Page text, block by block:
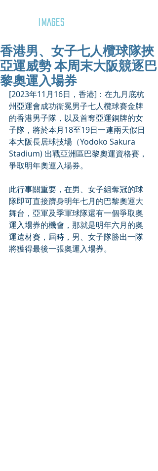
IMAGES
香港男、女子七人欖球隊挾
亞運威勢 本周末大阪競逐巴
黎奧運入場券
[2023年11月16日，香港]：在九月底杭
州亞運會成功衛冕男子七人欖球賽金牌
的香港男子隊，以及首奪亞運銅牌的女
子隊，將於本月18至19日一連兩天假日
本大阪長居球技場（Yodoko Sakura
Stadium) 出戰亞洲區巴黎奧運資格賽，
爭取明年奧運入場券。
此行事關重要，在男、女子組奪冠的球
隊即可直接躋身明年七月的巴黎奧運大
舞台，亞軍及季軍球隊還有一個爭取奧
運入場券的機會，那就是明年六月的奧
運遺材賽，屆時，男、女子隊勝出一隊
將獲得最後一張奧運入場券。